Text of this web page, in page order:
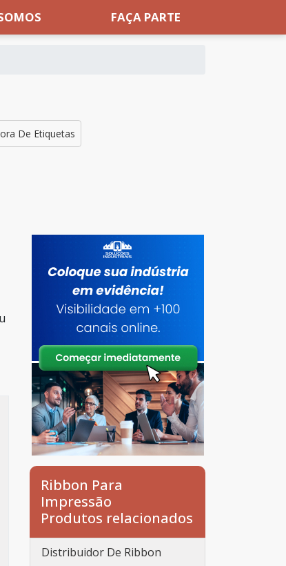
FAÇA PARTE
De Etiquetas
Ribbon Para
Impressão
Produtos relacionados
Distribuidor De Ribbon